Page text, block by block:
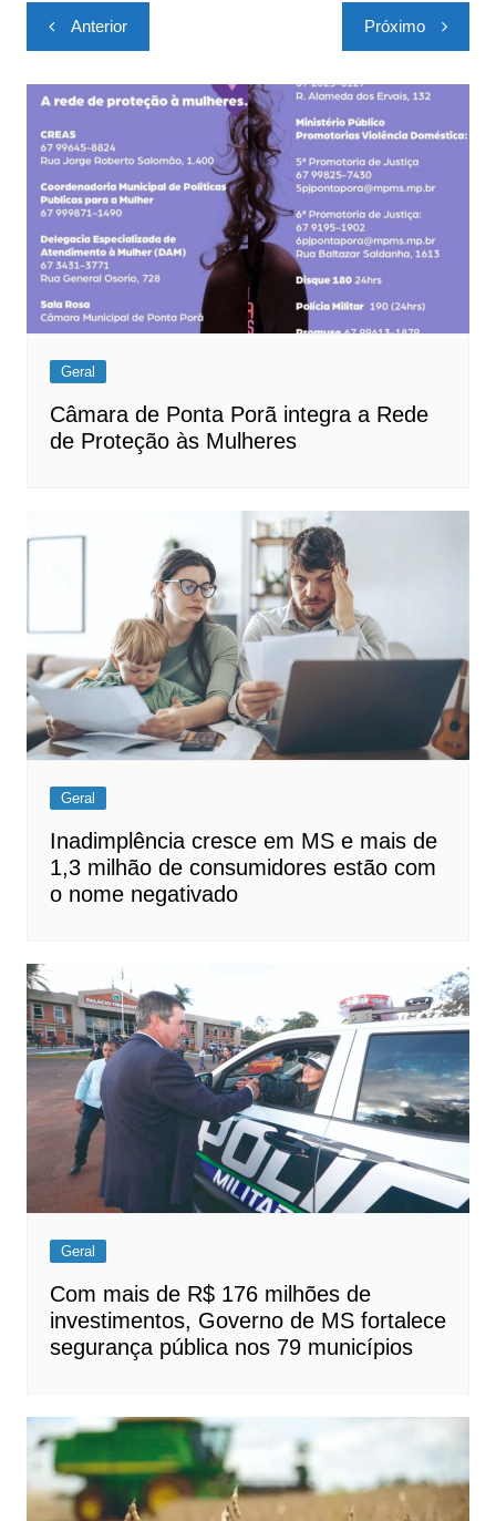
Navegação
de
Post
Anterior Próximo
Geral
Câmara de Ponta Porã integra a Rede
de Proteção às Mulheres
Geral
Inadimplência cresce em MS e mais de
1,3 milhão de consumidores estão com
o nome negativado
Geral
Com mais de R$ 176 milhões de
investimentos, Governo de MS fortalece
segurança pública nos 79 municípios